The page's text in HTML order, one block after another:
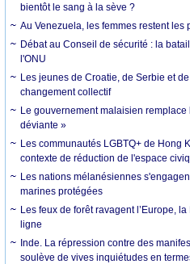
bientôt le sang à la sève ?
Au Venezuela, les femmes restent
Débat au Conseil de sécurité : la
l'ONU
Les jeunes de Croatie, de Serbie et
changement collectif
Le gouvernement malaisien remplace
déviante »
Les communautés LGBTQ+ de Hong
contexte de réduction de l'espace
Les nations mélanésiennes
marines protégées
Les feux de forêt ravagent l’Europe,
ligne
Inde. La répression contre des
soulève de vives inquiétudes en